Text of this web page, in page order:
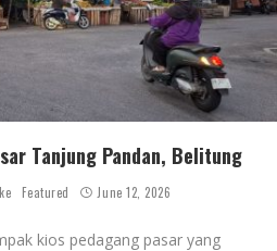
Tanjung Pandan, Belitung
Featured June 12, 2026
kios pedagang pasar yang